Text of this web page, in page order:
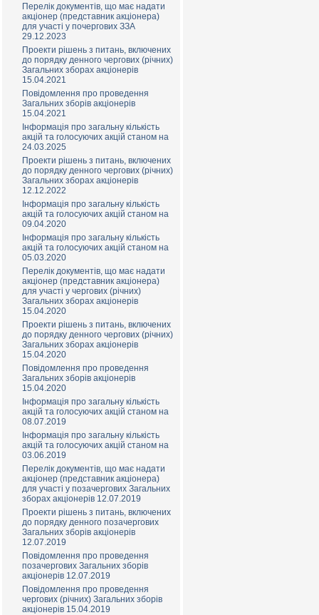
Перелік документів, що має надати
акціонер (представник акціонера)
для участі у почергових ЗЗА
29.12.2023
Проекти рішень з питань, включених
до порядку денного чергових (річних)
Загальних зборах акціонерів
15.04.2021
Повідомлення про проведення
Загальних зборів акціонерів
15.04.2021
Інформація про загальну кількість
акцій та голосуючих акцій станом на
24.03.2025
Проекти рішень з питань, включених
до порядку денного чергових (річних)
Загальних зборах акціонерів
12.12.2022
Інформація про загальну кількість
акцій та голосуючих акцій станом на
09.04.2020
Інформація про загальну кількість
акцій та голосуючих акцій станом на
05.03.2020
Перелік документів, що має надати
акціонер (представник акціонера)
для участі у чергових (річних)
Загальних зборах акціонерів
15.04.2020
Проекти рішень з питань, включених
до порядку денного чергових (річних)
Загальних зборах акціонерів
15.04.2020
Повідомлення про проведення
Загальних зборів акціонерів
15.04.2020
Інформація про загальну кількість
акцій та голосуючих акцій станом на
08.07.2019
Інформація про загальну кількість
акцій та голосуючих акцій станом на
03.06.2019
Перелік документів, що має надати
акціонер (представник акціонера)
для участі у позачергових Загальних
зборах акціонерів 12.07.2019
Проекти рішень з питань, включених
до порядку денного позачергових
Загальних зборів акціонерів
12.07.2019
Повідомлення про проведення
позачергових Загальних зборів
акціонерів 12.07.2019
Повідомлення про проведення
чергових (річних) Загальних зборів
акціонерів 15.04.2019